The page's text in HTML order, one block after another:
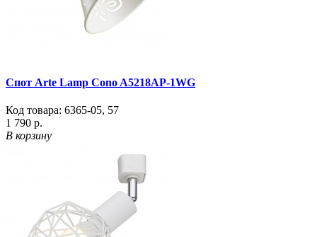
Спот Arte Lamp Cono A5218AP-1WG
Код товара: 6365-05, 57
1 790 р.
В корзину